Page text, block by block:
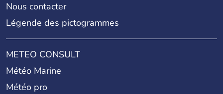
Nous contacter
Légende des pictogrammes
METEO CONSULT
Météo Marine
Météo pro